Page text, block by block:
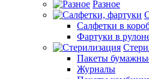
Разное
Салфетки в
Фартуки в
Пакеты
Журналы